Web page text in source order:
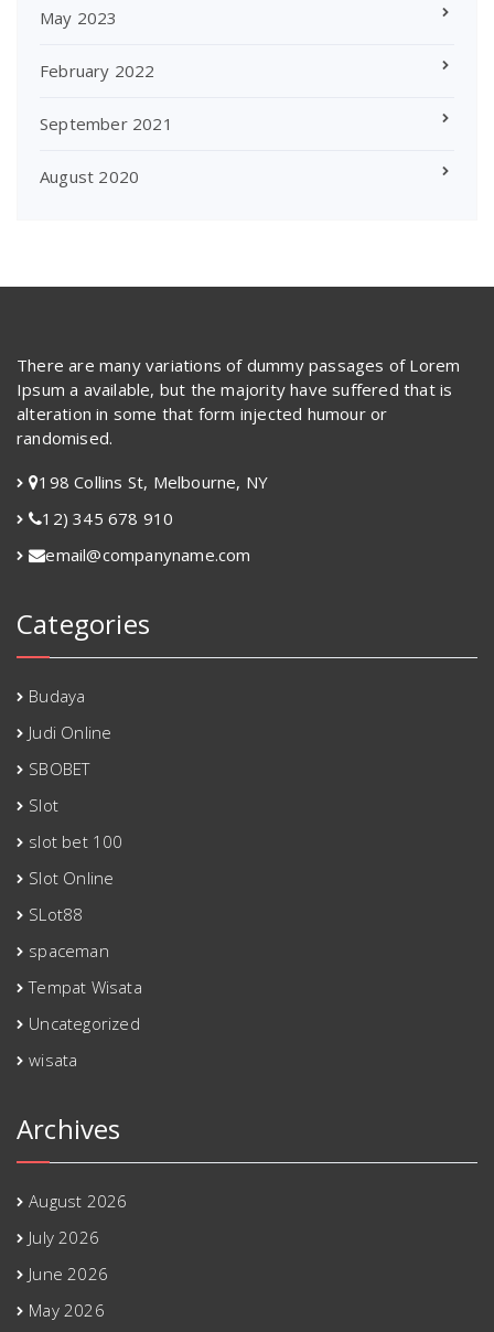
May 2023
February 2022
September 2021
August 2020
There are many variations of dummy passages of Lorem
Ipsum a available, but the majority have suffered that is
alteration in some that form injected humour or
randomised.
198 Collins St, Melbourne, NY
12) 345 678 910
email@companyname.com
Categories
Budaya
Judi Online
SBOBET
Slot
slot bet 100
Slot Online
SLot88
spaceman
Tempat Wisata
Uncategorized
wisata
Archives
August 2026
July 2026
June 2026
May 2026